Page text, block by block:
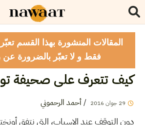
المقالات المنشورة بهذا القسم
فقط و لا تعبّر بالضرورة عن
كيف تتعرف على صحيفة
29 جوان2016
/أحمد الرحموني
دون التوقف عند الاسباب، التي نتفق